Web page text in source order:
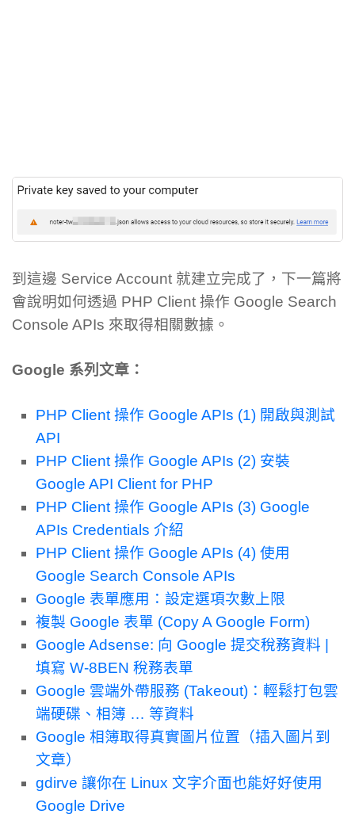
到這邊 Service Account 就建立完成了，下一篇將
會說明如何透過 PHP Client 操作 Google Search
Console APIs 來取得相關數據。
Google 系列文章：
PHP Client 操作 Google APIs (1) 開啟與測試
API
PHP Client 操作 Google APIs (2) 安裝
Google API Client for PHP
PHP Client 操作 Google APIs (3) Google
APIs Credentials 介紹
PHP Client 操作 Google APIs (4) 使用
Google Search Console APIs
Google 表單應用：設定選項次數上限
複製 Google 表單 (Copy A Google Form)
Google Adsense: 向 Google 提交稅務資料 |
填寫 W-8BEN 稅務表單
Google 雲端外帶服務 (Takeout)：輕鬆打包雲
端硬碟、相簿 … 等資料
Google 相簿取得真實圖片位置（插入圖片到
文章）
gdirve 讓你在 Linux 文字介面也能好好使用
Google Drive